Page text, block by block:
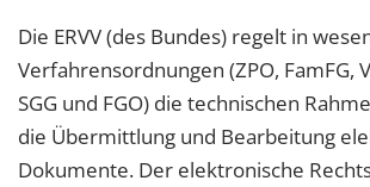
Die ERVV (des Bundes) regelt in
Verfahrensordnungen (ZPO, FamFG,
SGG und FGO) die technischen
die Übermittlung und Bearbeitung
Dokumente. Der elektronische